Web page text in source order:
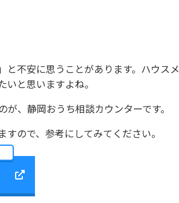
不安に思うことがあります。ハウスメ
と思いますよね。
、静岡おうち相談カウンターです。
すので、参考にしてみてください。